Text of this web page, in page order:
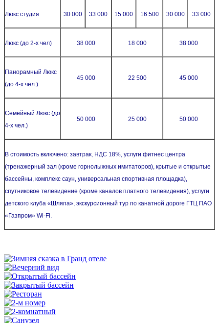
Люкс студия 30 000 33 000 15 000 16 500 30 000 33 000
Люкс (до 2-х чел) 38 000 18 000 38 000
Панорамный Люкс
(до 4-х чел.)
45 000 22 500 45 000
Семейный Люкс (до
4-х чел.)
50 000 25 000 50 000
В стоимость включено: завтрак, НДС 18%, услуги фитнес центра
(тренажерный зал (кроме горнолыжных имитаторов), крытые и открытые
бассейны, комплекс саун, универсальная спортивная площадка),
спутниковое телевидение (кроме каналов платного телевидения), услуги
детского клуба «Шляпа», экскурсионный тур по канатной дороге ГТЦ ПАО
«Газпром» Wi-Fi.